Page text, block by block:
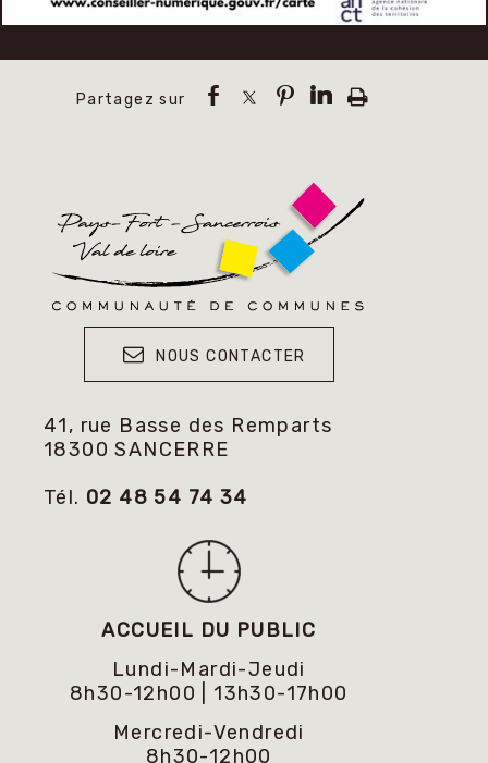
NOUS CONTACTER
41, rue Basse des Remparts
18300 SANCERRE
Tél. 02 48 54 74 34
ACCUEIL DU PUBLIC
Lundi-Mardi-Jeudi
8h30-12h00 | 13h30-17h00
Mercredi-Vendredi
8h30-12h00